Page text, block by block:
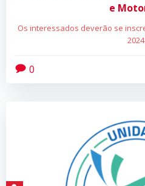
e
Os interessados deverão se
2024
0